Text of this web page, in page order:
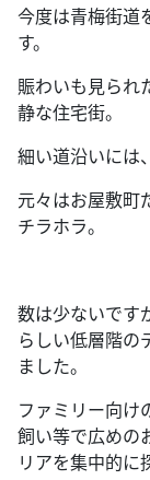
今度は青梅街道
す。
賑わいも見られ
静な住宅街。
細い道沿いには
元々はお屋敷町
チラホラ。
数は少ないです
らしい低層階の
ました。
ファミリー向け
飼い等で広めの
リアを集中的に